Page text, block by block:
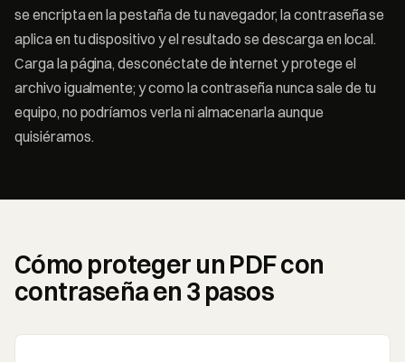
se encripta en la pestaña de tu navegador, la contraseña se
aplica en tu dispositivo y el resultado se descarga en local.
Carga la página, desconéctate de internet y protege el
archivo igualmente; y como la contraseña nunca sale de tu
equipo, no podríamos verla ni almacenarla aunque
quisiéramos.
Cómo proteger un PDF con
contraseña en 3 pasos